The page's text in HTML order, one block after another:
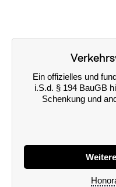
Ein offizielles und
i.S.d. § 194 BauGB
Schenkung und